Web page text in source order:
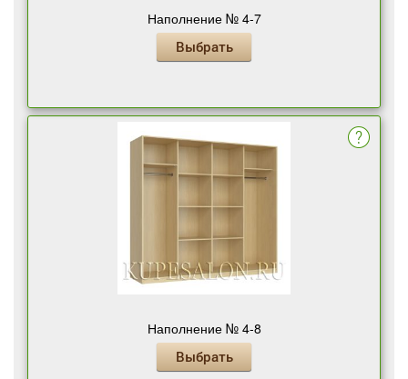
Наполнение № 4-7
Выбрать
Наполнение № 4-8
Выбрать